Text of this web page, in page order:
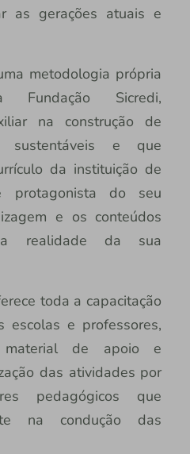
as gerações atuais e
metodologia própria
Fundação Sicredi,
na construção de
sustentáveis e que
da instituição de
protagonista do seu
e os conteúdos
realidade da sua
toda a capacitação
e professores,
material de apoio e
das atividades por
pedagógicos que
na condução das